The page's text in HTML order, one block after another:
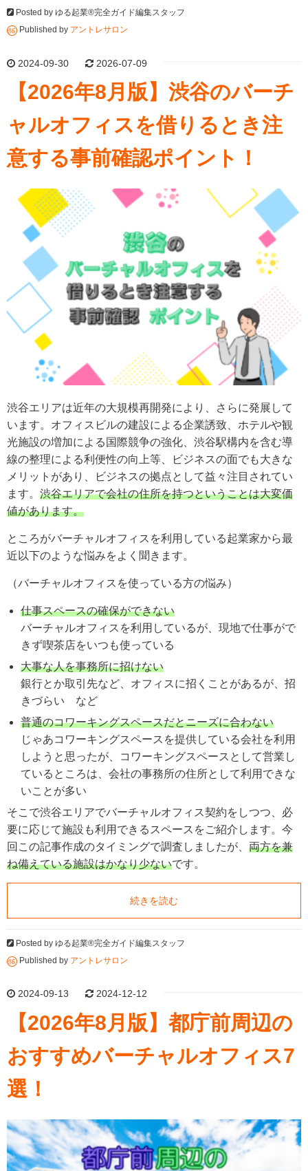
Posted by ゆる起業®完全ガイド編集スタッフ
Published by アントレサロン
2024-09-30 2026-07-09
【2026年8月版】渋谷のバーチ
ャルオフィスを借りるとき注
意する事前確認ポイント！
渋谷エリアは近年の大規模再開発により、さらに発展して
います。オフィスビルの建設による企業誘致、ホテルや観
光施設の増加による国際競争の強化、渋谷駅構内を含む導
線の整理による利便性の向上等、ビジネスの面でも大きな
メリットがあり、ビジネスの拠点として益々注目されてい
ます。 渋谷エリアで会社の住所を持つということは大変価
値があります。
ところがバーチャルオフィスを利用している起業家から最
近以下のような悩みをよく聞きます。
（バーチャルオフィスを使っている方の悩み）
仕事スペースの確保ができない
バーチャルオフィスを利用しているが、現地で仕事がで
きず喫茶店をいつも使っている
大事な人を事務所に招けない
銀行とか取引先など、オフィスに招くことがあるが、招
きづらい など
普通のコワーキングスペースだとニーズに合わない
じゃあコワーキングスペースを提供している会社を利用
しようと思ったが、コワーキングスペースとして営業し
ているところは、会社の事務所の住所として利用できな
いことが多い
そこで渋谷エリアでバーチャルオフィス契約をしつつ、必
要に応じて施設も利用できるスペースをご紹介します。今
回この記事作成のタイミングで調査しましたが、 両方を兼
ね備えている施設はかなり少ないです。
続きを読む
Posted by ゆる起業®完全ガイド編集スタッフ
Published by アントレサロン
2024-09-13 2024-12-12
【2026年8月版】都庁前周辺の
おすすめバーチャルオフィス7
選！